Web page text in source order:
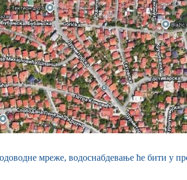
мреже, водоснабдевање ће бити у